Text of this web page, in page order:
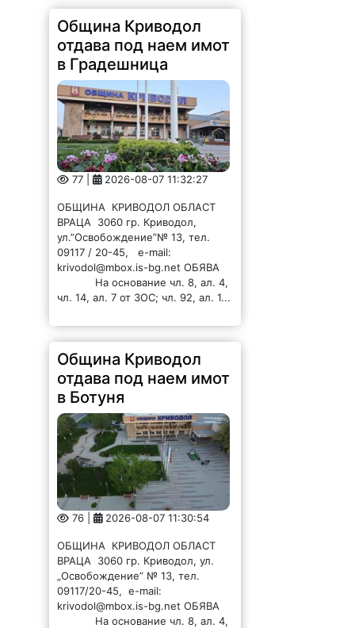
Община Криводол
отдава под наем имот
в Градешница
77 | 2026-08-07 11:32:27
ОБЩИНА КРИВОДОЛ ОБЛАСТ
ВРАЦА 3060 гр. Криводол,
ул.”Освобождение”№ 13, тел.
09117 / 20-45, e-mail:
krivodol@mbox.is-bg.net ОБЯВА
На основание чл. 8, ал. 4,
чл. 14, ал. 7 от ЗОС; чл. 92, ал. 1...
Община Криводол
отдава под наем имот
в Ботуня
76 | 2026-08-07 11:30:54
ОБЩИНА КРИВОДОЛ ОБЛАСТ
ВРАЦА 3060 гр. Криводол, ул.
„Освобождение” № 13, тел.
09117/20-45, e-mail:
krivodol@mbox.is-bg.net ОБЯВА
На основание чл. 8, ал. 4,